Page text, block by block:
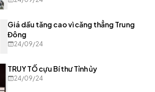
Giá dầu tăng cao vì căng thẳng Trung
Đông
24/09/24
TRUY TỐ cựu Bí thư Tỉnh ủy
24/09/24